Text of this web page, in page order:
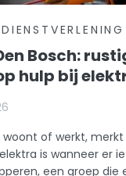
Bosch:
hulp bij
woont of werkt,
is wanneer er
een groep die